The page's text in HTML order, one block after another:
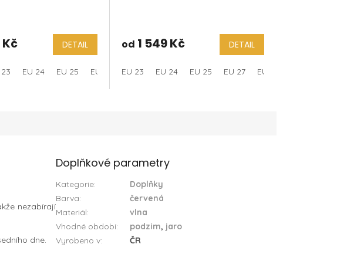
30 EU 31 EU 32 EU 33 EU 34
Kč DETAIL
EU 24 EU 25 EU 27 EU 28 EU 30 EU 31 EU 33 EU 34
od 1 549 Kč DETAIL
EU 23 EU 24 EU 25 EU 27 EU 29
nezabírají
dne.
Doplňkové parametry
Kategorie:
Doplňky
Barva:
červená
Materiál:
vlna
Vhodné období: podzim, jaro
Vyrobeno v: ČR